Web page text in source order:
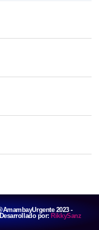
2023 -
por: RikkySanz